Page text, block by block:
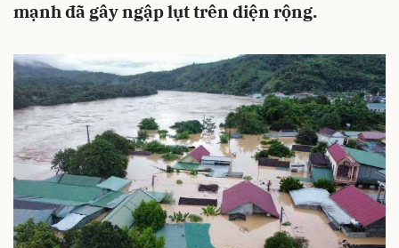
mạnh đã gây ngập lụt trên diện rộng.